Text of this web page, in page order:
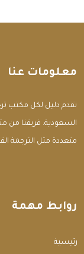
معلومات عنا
تقدم دليل لكل مكتب
السعودية. فريقنا من
متعددة مثل الترجمة
روابط مهمة
الرئيسية